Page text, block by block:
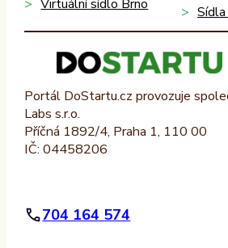
Virtuální sídlo Brno
Portál DoStartu.cz provozuje
Labs s.r.o.
Příčná 1892/4, Praha 1, 110 00
IČ: 04458206
704 164 574